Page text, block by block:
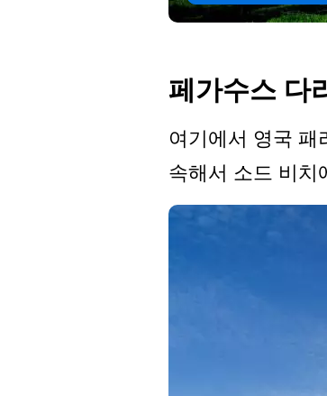
페가수스 다
여기에서 영국 패
속해서 소드 비치